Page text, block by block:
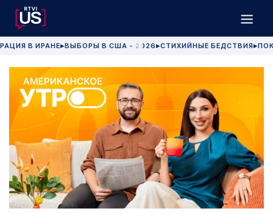
В ИРАНЕ▶ВЫБОРЫ В США - 2026 ▶СТИХИЙНЫЕ БЕДСТВИЯ▶